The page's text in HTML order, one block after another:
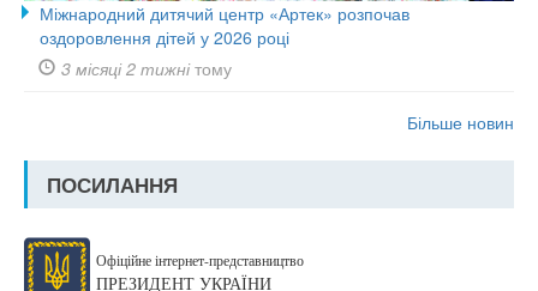
Міжнародний дитячий центр «Артек» розпочав
оздоровлення дітей у 2026 році
3 місяці 2 тижнітому
Більше новин
ПОСИЛАННЯ
Офіційне інтернет-представництво
ПРЕЗИДЕНТ УКРАЇНИ